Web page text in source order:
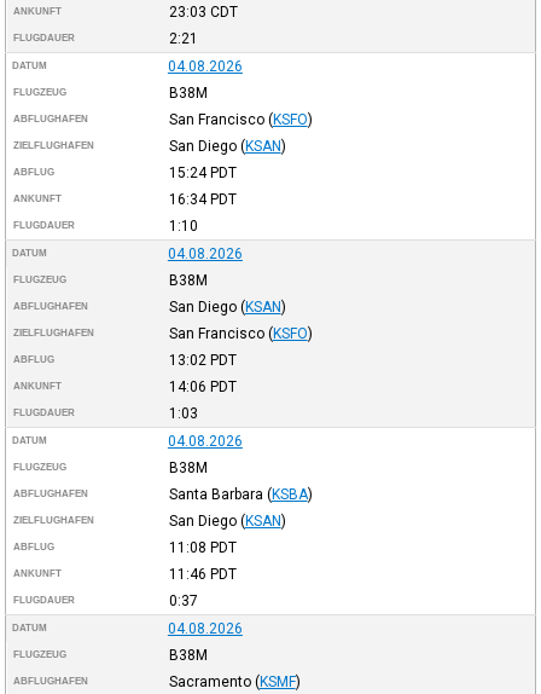
ANKUNFT 23:03 CDT
FLUGDAUER 2:21
DATUM 04.08.2026
FLUGZEUG B38M
ABFLUGHAFEN San Francisco (KSFO)
ZIELFLUGHAFEN San Diego (KSAN)
ABFLUG 15:24PDT
ANKUNFT 16:34PDT
FLUGDAUER 1:10
DATUM 04.08.2026
FLUGZEUG B38M
ABFLUGHAFEN San Diego (KSAN)
ZIELFLUGHAFEN San Francisco (KSFO)
ABFLUG 13:02 PDT
ANKUNFT 14:06 PDT
FLUGDAUER 1:03
DATUM 04.08.2026
FLUGZEUG B38M
ABFLUGHAFEN Santa Barbara (KSBA)
ZIELFLUGHAFEN San Diego (KSAN)
ABFLUG 11:08 PDT
ANKUNFT 11:46 PDT
FLUGDAUER 0:37
DATUM 04.08.2026
FLUGZEUG B38M
ABFLUGHAFEN Sacramento (KSMF)